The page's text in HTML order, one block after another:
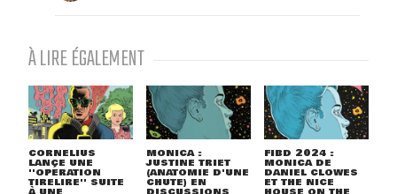
À LIRE ÉGALEMENT
CORNELIUS
LANCE UNE
''OPÉRATION
TIRELIRE'' SUITE
MONICA :
JUSTINE TRIET
(ANATOMIE D'UNE
CHUTE) EN
FIBD 2024 :
MONICA DE
DANIEL CLOWES
ET THE NICE